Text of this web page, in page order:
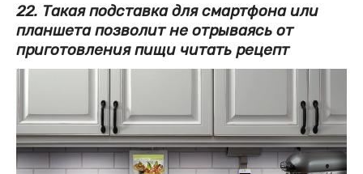
22. Такая подставка для смартфона или
планшета позволит не отрываясь от
приготовления пищи читать рецепт